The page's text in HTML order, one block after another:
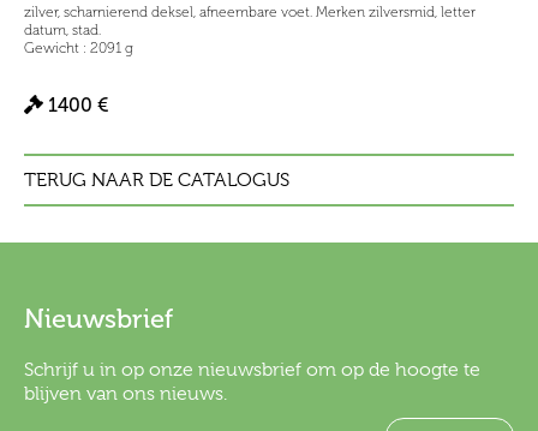
zilver, scharnierend deksel, afneembare voet. Merken zilversmid, letter
datum, stad.
Gewicht : 2091 g
1400 €
TERUG NAAR DE CATALOGUS
Nieuwsbrief
Schrijf u in op onze nieuwsbrief om op de hoogte te
blijven van ons nieuws.